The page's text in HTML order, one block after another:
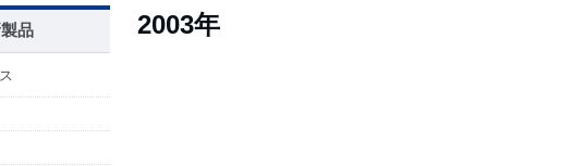
2003年
品